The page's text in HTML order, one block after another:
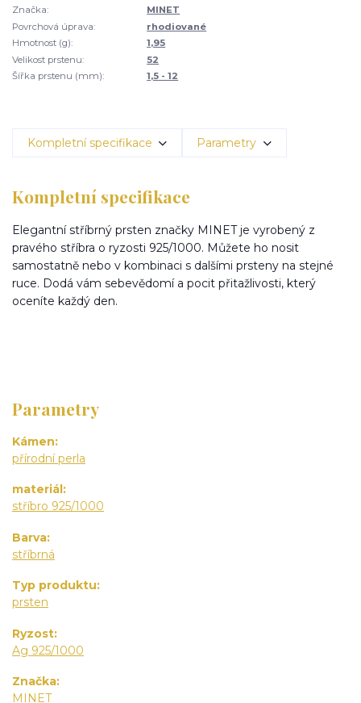
Značka:
MINET
Povrchová úprava:
rhodiované
Hmotnost (g):
1,95
Velikost prstenu:
52
Šířka prstenu (mm):
1,5 - 12
Kompletní specifikace Parametry
Kompletní specifikace
Elegantní stříbrný prsten značky MINET je vyrobený z
pravého stříbra o ryzosti 925/1000. Můžete ho nosit
samostatně nebo v kombinaci s dalšími prsteny na stejné
ruce. Dodá vám sebevědomí a pocit přitažlivosti, který
oceníte každý den.
Parametry
Kámen
přírodní perla
materiál
stříbro 925/1000
Barva
stříbrná
Typ produktu
prsten
Ryzost
Ag 925/1000
Značka
MINET